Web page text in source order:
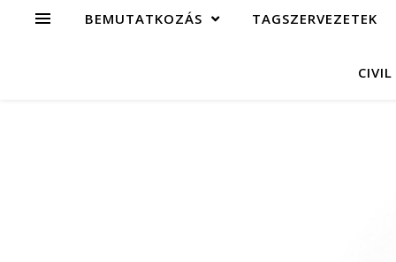
BEMUTATKOZÁS TAGSZERVEZETEK
CIVIL